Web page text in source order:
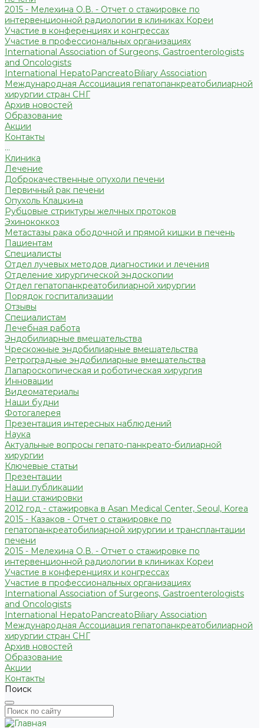
2015 - Мелехина О.В. - Отчет о стажировке по
интервенционной радиологии в клиниках Кореи
Участие в конференциях и конгрессах
Участие в профессиональных организациях
International Association of Surgeons, Gastroenterologists
and Oncologists
International HepatoPancreatoBiliary Association
Международная Ассоциация гепатопанкреатобилиарной
хирургии стран СНГ
Архив новостей
Образование
Акции
Контакты
...
Клиника
Лечение
Доброкачественные опухоли печени
Первичный рак печени
Опухоль Клацкина
Рубцовые стриктуры желчных протоков
Эхинококкоз
Метастазы рака ободочной и прямой кишки в печень
Пациентам
Специалисты
Отдел лучевых методов диагностики и лечения
Отделение хирургической эндоскопии
Отдел гепатопанкреатобилиарной хирургии
Порядок госпитализации
Отзывы
Специалистам
Лечебная работа
Эндобилиарные вмешательства
Чрескожные эндобилиарные вмешательства
Ретроградные эндобилиарные вмешательства
Лапароскопическая и роботическая хирургия
Инновации
Видеоматериалы
Наши будни
Фотогалерея
Презентация интересных наблюдений
Наука
Актуальные вопросы гепато-панкреато-билиарной
хирургии
Ключевые статьи
Презентации
Наши публикации
Наши стажировки
2012 год - стажировка в Asan Medical Center, Seoul, Korea
2015 - Казаков - Отчет о стажировке по
гепатопанкреатобилиарной хирургии и трансплантации
печени
2015 - Мелехина О.В. - Отчет о стажировке по
интервенционной радиологии в клиниках Кореи
Участие в конференциях и конгрессах
Участие в профессиональных организациях
International Association of Surgeons, Gastroenterologists
and Oncologists
International HepatoPancreatoBiliary Association
Международная Ассоциация гепатопанкреатобилиарной
хирургии стран СНГ
Архив новостей
Образование
Акции
Контакты
Поиск